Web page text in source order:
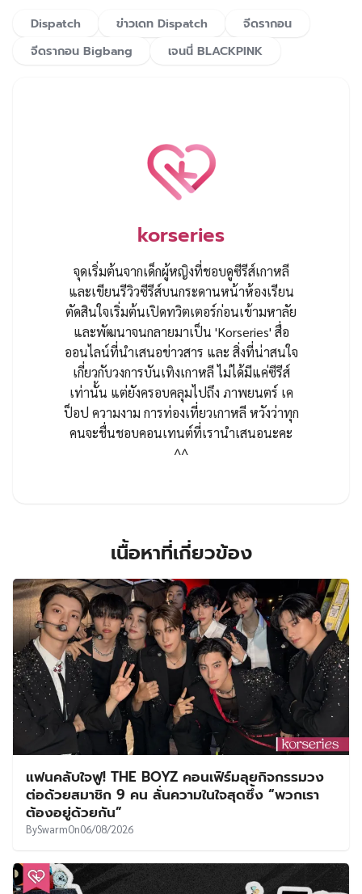
Dispatch ข่าวเดท Dispatch
จีดรากอน
จีดรากอน Bigbang
เจนนี่ BLACKPINK
korseries
จุดเริ่มต้นจากเด็กผู้หญิงที่ชอบดูซีรีส์เกาหลี
และเขียนรีวิวซีรีส์บนกระดานหน้าห้องเรียน
ตัดสินใจเริ่มต้นเปิดทวิตเตอร์ก่อนเข้ามหาลัย
และพัฒนาจนกลายมาเป็น 'Korseries' สื่อ
ออนไลน์ที่นำเสนอข่าวสาร และ สิ่งที่น่าสนใจ
เกี่ยวกับวงการบันเทิงเกาหลี ไม่ได้มีแค่ซีรีส์
เท่านั้น แต่ยังครอบคลุมไปถึง ภาพยนตร์ เค
ป็อป ความงาม การท่องเที่ยวเกาหลี หวังว่าทุก
คนจะชื่นชอบคอนเทนต์ที่เรานำเสนอนะคะ
^^
เนื้อหาที่เกี่ยวข้อง
แฟนคลับใจฟู! THE BOYZ คอนเฟิร์มลุยกิจกรรมวง
ต่อด้วยสมาชิก 9 คน ลั่นความในใจสุดซึ้ง “พวกเรา
ต้องอยู่ด้วยกัน”
BySwarmOn06/08/2026